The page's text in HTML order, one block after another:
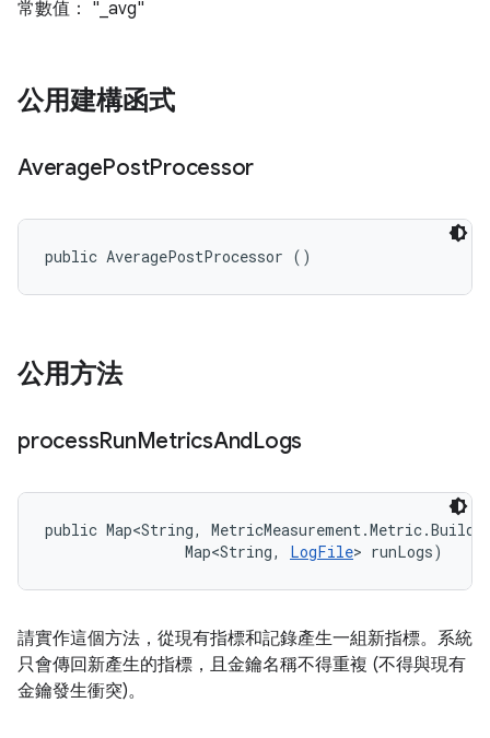
常數值： "_avg"
公用建構函式
AveragePostProcessor
public AveragePostProcessor ()
公用方法
processRunMetricsAndLogs
public Map<String,
                Map<String,
LogFile> runLogs)
請實作這個方法，從現有指標和記錄產生一組新指標。系統
只會傳回新產生的指標，且金鑰名稱不得重複 (不得與現有
金鑰發生衝突)。